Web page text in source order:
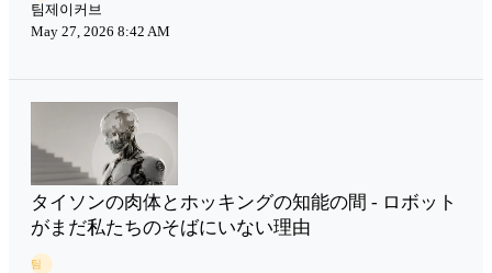
팀제이커브
May 27, 2026 8:42 AM
タイソンの肉体とホッキングの知能の間 - ロボット
がまだ私たちのそばにいない理由
팀